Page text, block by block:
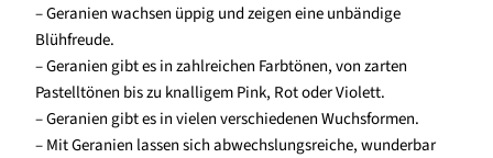
– Geranien wachsen üppig und zeigen eine unbändige
Blühfreude.
– Geranien gibt es in zahlreichen Farbtönen, von zarten
Pastelltönen bis zu knalligem Pink, Rot oder Violett.
– Geranien gibt es in vielen verschiedenen Wuchsformen.
– Mit Geranien lassen sich abwechslungsreiche, wunderbar